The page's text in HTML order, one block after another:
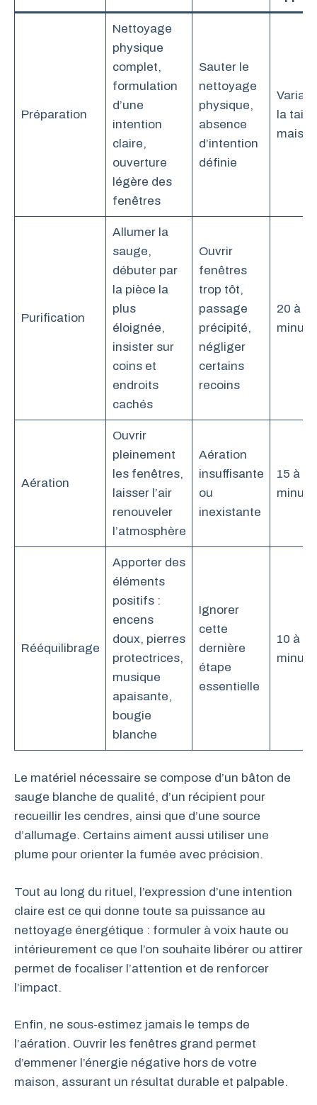
Préparation
Nettoyage
physique
complet,
formulation
d’une
intention
claire,
ouverture
légère des
fenêtres
Sauter le
nettoyage
physique,
absence
d’intention
définie
la
maison
Purification
Allumer la
sauge,
débuter par
la pièce la
plus
éloignée,
insister sur
coins et
endroits
cachés
Ouvrir
fenêtres
trop tôt,
passage
précipité,
négliger
certains
recoins
20 à 30
Aération
Ouvrir
pleinement
les fenêtres,
laisser l’air
renouveler
l’atmosphère
Aération
insuffisante
ou
inexistante
15 à 20
Rééquilibrage
Apporter des
éléments
positifs :
encens
doux, pierres
protectrices,
musique
apaisante,
bougie
blanche
Ignorer
cette
dernière
étape
essentielle
10 à 15
Le matériel nécessaire se compose d’un bâton de
sauge blanche de qualité, d’un récipient pour
recueillir les cendres, ainsi que d’une source
d’allumage. Certains aiment aussi utiliser une
plume pour orienter la fumée avec précision.
Tout au long du rituel, l’expression d’une intention
claire est ce qui donne toute sa puissance au
nettoyage énergétique : formuler à voix haute ou
intérieurement ce que l’on souhaite libérer ou attirer
permet de focaliser l’attention et de renforcer
l’impact.
Enfin, ne sous-estimez jamais le temps de
l’aération. Ouvrir les fenêtres grand permet
d’emmener l’énergie négative hors de votre
maison, assurant un résultat durable et palpable.